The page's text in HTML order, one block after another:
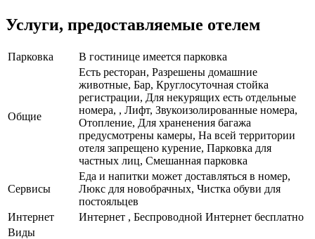
Услуги, предоставляемые отелем
Парковка В гостинице имеется парковка
Общие
Есть ресторан, Разрешены домашние
животные, Бар, Круглосуточная стойка
регистрации, Для некурящих есть отдельные
номера, , Лифт, Звукоизолированные номера,
Отопление, Для храненения багажа
предусмотрены камеры, На всей территории
отеля запрещено курение, Парковка для
частных лиц, Смешанная парковка
Сервисы
Еда и напитки может доставляться в номер,
Люкс для новобрачных, Чистка обуви для
постояльцев
Интернет
Интернет , Беспроводной Интернет бесплатно
Виды